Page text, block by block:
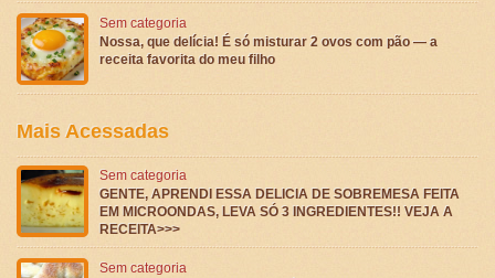
Sem categoria
Nossa, que delícia! É só misturar 2 ovos com pão — a
receita favorita do meu filho
Mais Acessadas
Sem categoria
GENTE, APRENDI ESSA DELICIA DE SOBREMESA FEITA
EM MICROONDAS, LEVA SÓ 3 INGREDIENTES!! VEJA A
RECEITA>>>
Sem categoria